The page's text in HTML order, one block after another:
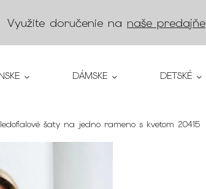
Využite doručenie na naše predajňe
DÁMSKE DETSKÉ
šaty na jedno rameno s kvetom 20415